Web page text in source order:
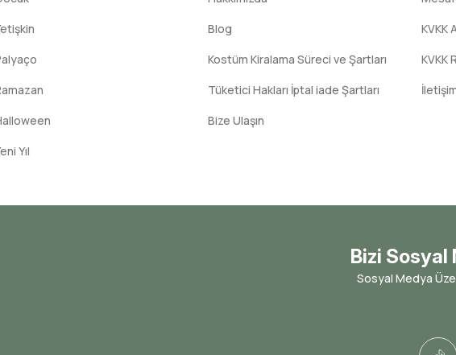
Yıl
Blog
Kostüm Kiralama Süreci ve Şartları
Tüketici Hakları İptal iade Şartları
Bize Ulaşın
KVKK
KVKK
Bizi Sosyal
Sosyal Medya